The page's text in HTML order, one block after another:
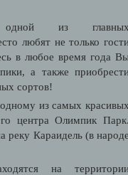
из
любят не только
в любое время года
а также
сортов!
одному из самых
центра Олимпик
реку Караидель (в
на